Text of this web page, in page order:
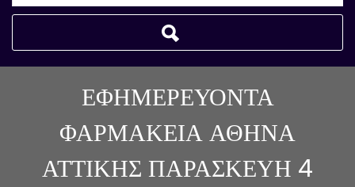
ΕΦΗΜΕΡΕΥΟΝΤΑ
ΦΑΡΜΑΚΕΙΑ ΑΘΗΝΑ
ΑΤΤΙΚΗΣ ΠΑΡΑΣΚΕΥΗ 4